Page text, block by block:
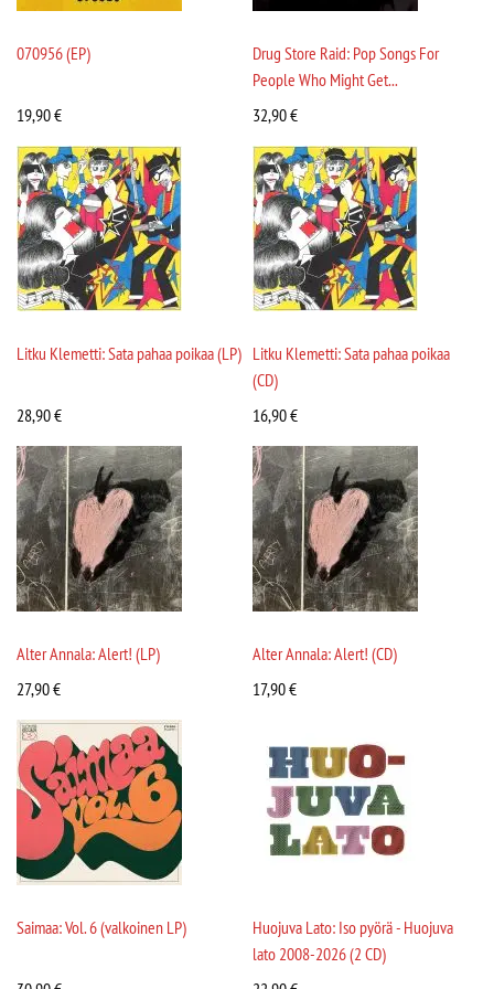
070956 (EP)
19,90€
Drug Store Raid: Pop Songs For
People Who Might Get...
32,90€
Litku Klemetti: Sata pahaa poikaa (LP)
28,90€
Litku Klemetti: Sata pahaa poikaa
(CD)
16,90€
Alter Annala: Alert! (LP)
27,90€
Alter Annala: Alert! (CD)
17,90€
Saimaa: Vol. 6 (valkoinen LP)
Huojuva Lato: Iso pyörä - Huojuva
lato 2008-2026 (2 CD)